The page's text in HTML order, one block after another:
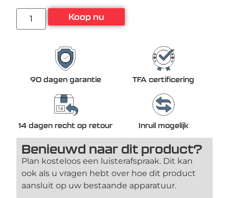
Koop nu
90 dagen garantie TFA certificering
14 dagen recht op retour Inruil mogelijk
Benieuwd naar dit product?
Plan kosteloos een luisterafspraak. Dit kan
ook als u vragen hebt over hoe dit product
aansluit op uw bestaande apparatuur.